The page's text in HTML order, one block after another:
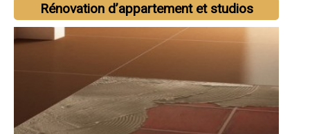
Rénovation d’appartement et studios